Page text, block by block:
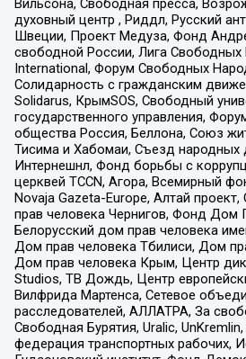
духовный центр , Риддл, Русский
Швеции, Проект Медуза, Фонд
свободной России, Лига Свободных
International, Форум Свободных
Солидарность с гражданским
Solidarus, КрымSOS, Свободный
государственного управления,
общества Россия, Беллона, Союз
Тисима и Хабомаи, Съезд народных
Интернешнл, Фонд борьбы с
церквей TCCN, Агора, Всемирный
Novaja Gazeta-Europe, Алтай
прав человека Чернигов, Фонд Дом
Белорусский дом прав человека
Дом прав человека Тбилиси, Дом
Дом прав человека Крым, Центр
Studios, ТВ Дождь, Центр
Вилфрида Мартенса, Сетевое
расследователей, АЛЛАТРА, За
Свободная Бурятия, Uralic,
федерация транспортных рабочих,